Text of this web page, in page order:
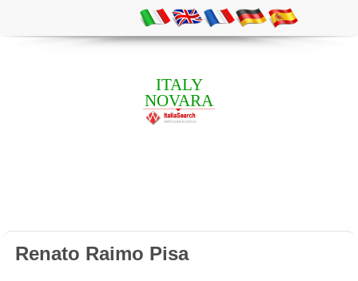
ITALY
NOVARA
Renato Raimo Pisa